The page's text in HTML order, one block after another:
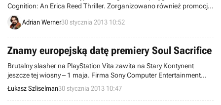
Cognition: An Erica Reed Thriller. Zorganizowano również promocję,
w której można tanio nabyć pierwszy epizod.
Adrian Werner30 stycznia 2013 10:52
Znamy europejską datę premiery Soul Sacrifice
Brutalny slasher na PlayStation Vita zawita na Stary Kontynent
jeszcze tej wiosny – 1 maja. Firma Sony Computer Entertainment
pokazała także okładkę gry i zdradziła, jakie bonusy czekają na
zamawiających tytuł w przedsprzedaży.
Łukasz Szliselman30 stycznia 2013 10:47